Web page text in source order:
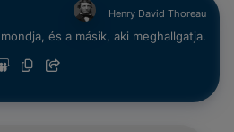
Henry David Thoreau
és a másik, aki meghallgatja.